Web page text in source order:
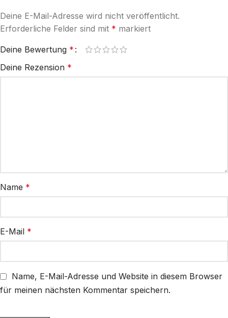
Deine E-Mail-Adresse wird nicht veröffentlicht.
Erforderliche Felder sind mit * markiert
Deine Bewertung *
Deine Rezension *
Name *
E-Mail *
Name, E-Mail-Adresse und Website in diesem Browser
für meinen nächsten Kommentar speichern.